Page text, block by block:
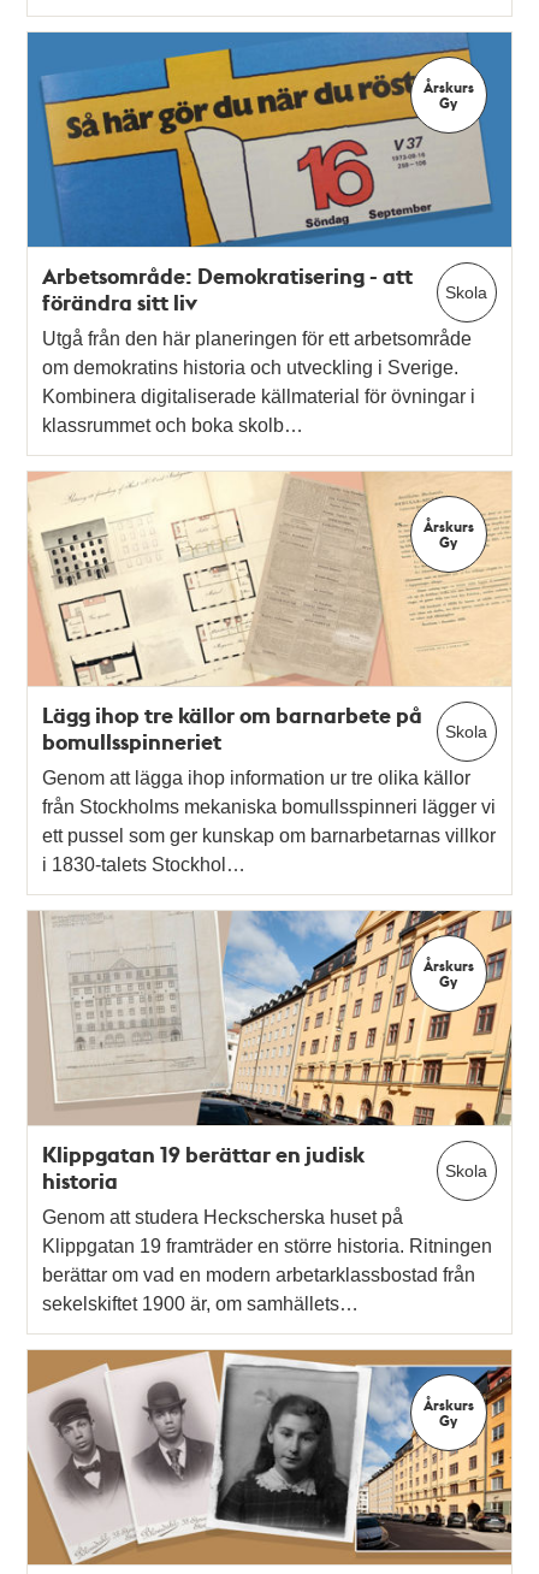
Årskurs
Gy
Skola
Arbetsområde: Demokratisering - att
förändra sitt liv
Utgå från den här planeringen för ett arbetsområde
om demokratins historia och utveckling i Sverige.
Kombinera digitaliserade källmaterial för övningar i
klassrummet och boka skolb…
Årskurs
Gy
Skola
Lägg ihop tre källor om barnarbete på
bomullsspinneriet
Genom att lägga ihop information ur tre olika källor
från Stockholms mekaniska bomullsspinneri lägger vi
ett pussel som ger kunskap om barnarbetarnas villkor
i 1830-talets Stockhol…
Årskurs
Gy
Skola
Klippgatan 19 berättar en judisk
historia
Genom att studera Heckscherska huset på
Klippgatan 19 framträder en större historia. Ritningen
berättar om vad en modern arbetarklassbostad från
sekelskiftet 1900 är, om samhällets…
Årskurs
Gy